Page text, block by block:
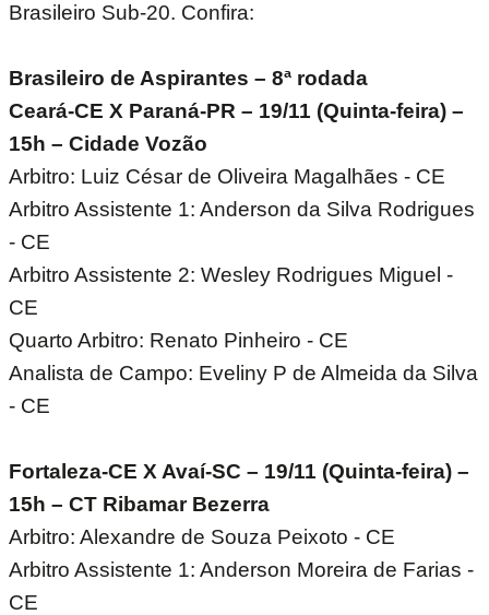
Brasileiro Sub-20. Confira:
Brasileiro de Aspirantes – 8ª rodada
Ceará-CE X Paraná-PR – 19/11 (Quinta-feira) –
15h – Cidade Vozão
Arbitro: Luiz César de Oliveira Magalhães - CE
Arbitro Assistente 1: Anderson da Silva Rodrigues
- CE
Arbitro Assistente 2: Wesley Rodrigues Miguel -
CE
Quarto Arbitro: Renato Pinheiro - CE
Analista de Campo: Eveliny P de Almeida da Silva
- CE
Fortaleza-CE X Avaí-SC – 19/11 (Quinta-feira) –
15h – CT Ribamar Bezerra
Arbitro: Alexandre de Souza Peixoto - CE
Arbitro Assistente 1: Anderson Moreira de Farias -
CE